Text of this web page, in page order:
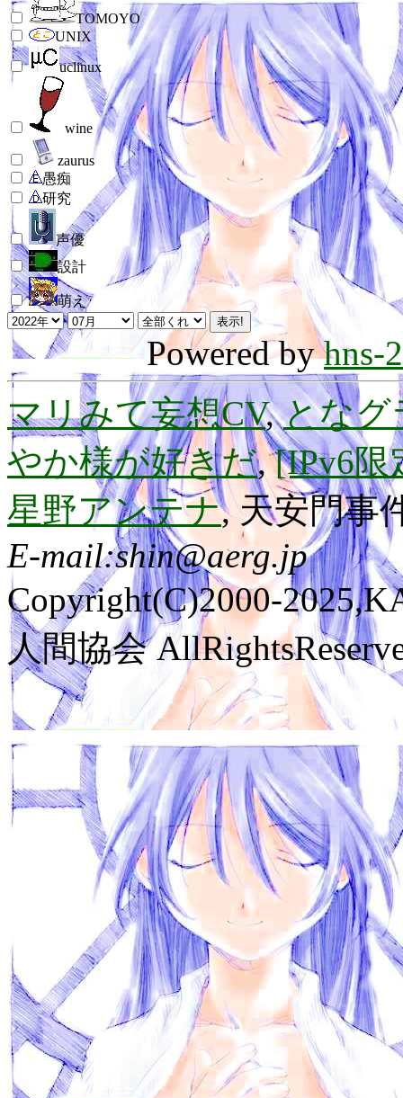
TOMOYO
UNIX
uclinux
wine
zaurus
愚痴
研究
声優
設計
萌え
Powered byhns-
マリみて妄想CV,となグ
やか様が好きだ,[IPv6限
星野アンテナ, 天安門事
E-mail:shin@aerg.jp
Copyright(C)2000-
人間協会